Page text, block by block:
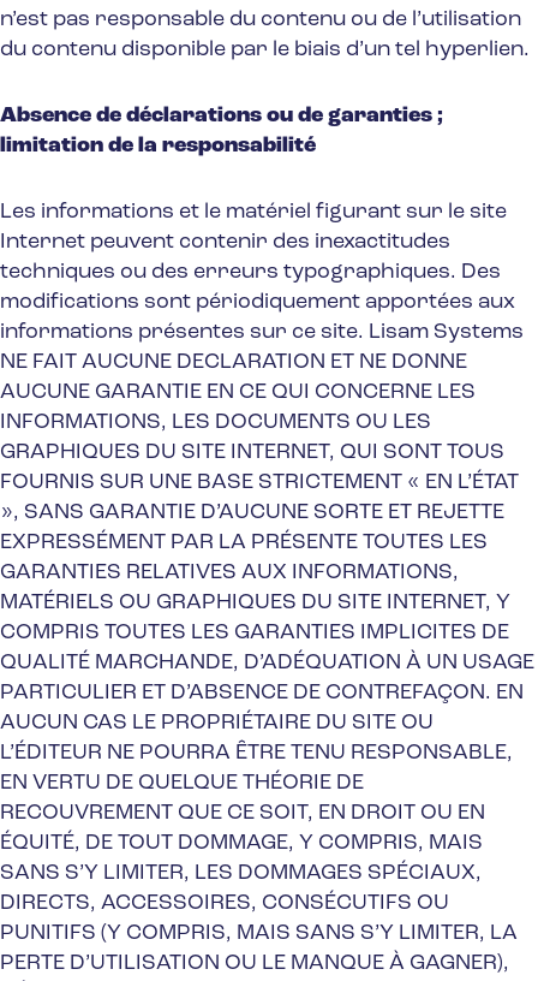
n’est pas responsable du contenu ou de l’utilisation
du contenu disponible par le biais d’un tel hyperlien.
Absence de déclarations ou de garanties ;
limitation de la responsabilité
Les informations et le matériel figurant sur le site
Internet peuvent contenir des inexactitudes
techniques ou des erreurs typographiques. Des
modifications sont périodiquement apportées aux
informations présentes sur ce site. Lisam Systems
NE FAIT AUCUNE DECLARATION ET NE DONNE
AUCUNE GARANTIE EN CE QUI CONCERNE LES
INFORMATIONS, LES DOCUMENTS OU LES
GRAPHIQUES DU SITE INTERNET, QUI SONT TOUS
FOURNIS SUR UNE BASE STRICTEMENT « EN L’ÉTAT
», SANS GARANTIE D’AUCUNE SORTE ET REJETTE
EXPRESSÉMENT PAR LA PRÉSENTE TOUTES LES
GARANTIES RELATIVES AUX INFORMATIONS,
MATÉRIELS OU GRAPHIQUES DU SITE INTERNET, Y
COMPRIS TOUTES LES GARANTIES IMPLICITES DE
QUALITÉ MARCHANDE, D’ADÉQUATION À UN USAGE
PARTICULIER ET D’ABSENCE DE CONTREFAÇON. EN
AUCUN CAS LE PROPRIÉTAIRE DU SITE OU
L’ÉDITEUR NE POURRA ÊTRE TENU RESPONSABLE,
EN VERTU DE QUELQUE THÉORIE DE
RECOUVREMENT QUE CE SOIT, EN DROIT OU EN
ÉQUITÉ, DE TOUT DOMMAGE, Y COMPRIS, MAIS
SANS S’Y LIMITER, LES DOMMAGES SPÉCIAUX,
DIRECTS, ACCESSOIRES, CONSÉCUTIFS OU
PUNITIFS (Y COMPRIS, MAIS SANS S’Y LIMITER, LA
PERTE D’UTILISATION OU LE MANQUE À GAGNER),